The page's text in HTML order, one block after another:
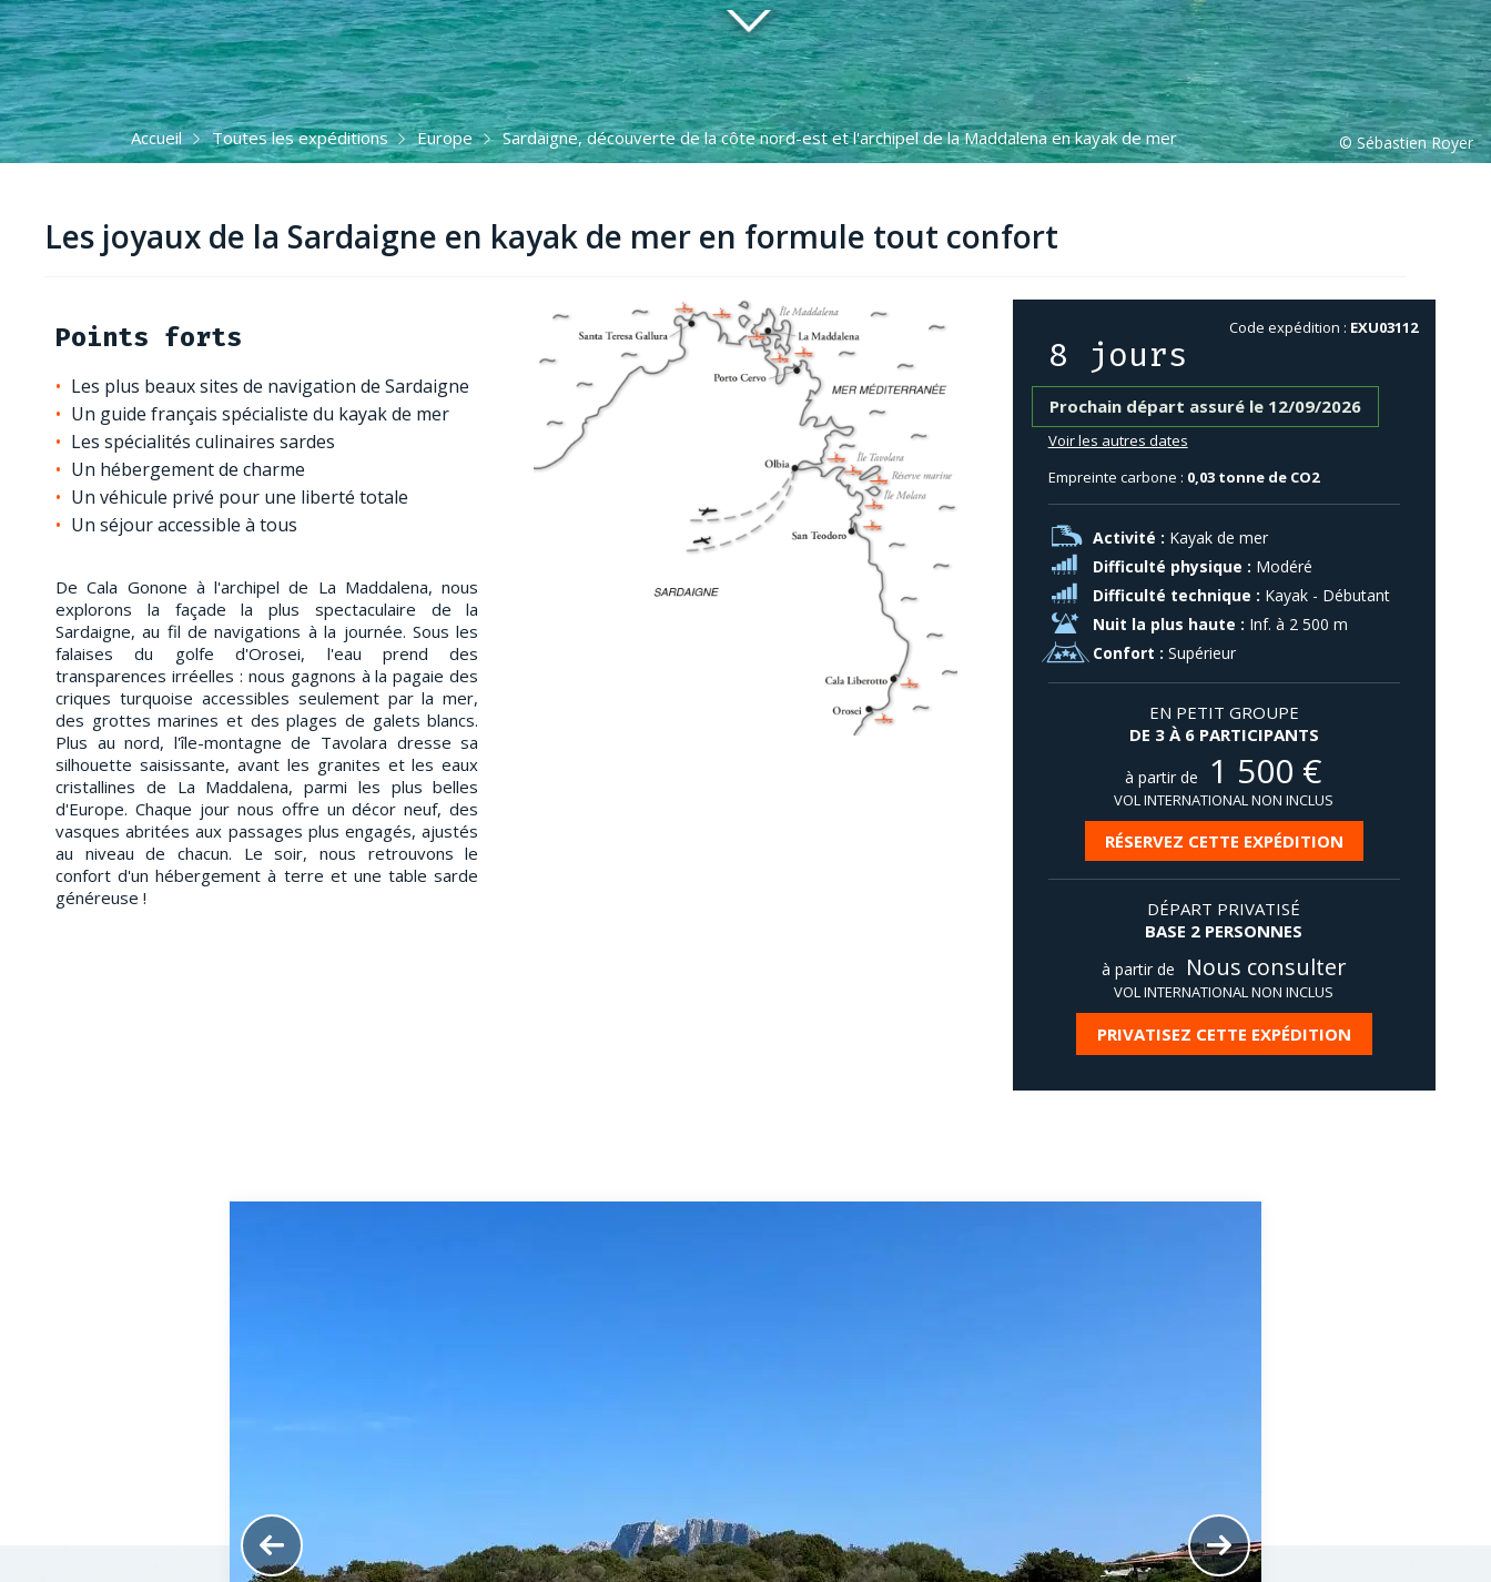
Accueil Toutes les expéditions Europe Sardaigne, découverte de la côte nord-est et l'archipel de la Maddalena en kayak de mer
Les joyaux de la Sardaigne en kayak de mer en formule tout confort
Points forts
Les plus beaux sites de navigation de Sardaigne
Un guide français spécialiste du kayak de mer
Les spécialités culinaires sardes
Un hébergement de charme
Un véhicule privé pour une liberté totale
Un séjour accessible à tous
De Cala Gonone à l'archipel de La Maddalena, nous
explorons la façade la plus spectaculaire de la
Sardaigne, au fil de navigations à la journée. Sous les
falaises du golfe d'Orosei, l'eau prend des
transparences irréelles : nous gagnons à la pagaie des
criques turquoise accessibles seulement par la mer,
des grottes marines et des plages de galets blancs.
Plus au nord, l'île-montagne de Tavolara dresse sa
silhouette saisissante, avant les granites et les eaux
cristallines de La Maddalena, parmi les plus belles
d'Europe. Chaque jour nous offre un décor neuf, des
vasques abritées aux passages plus engagés, ajustés
au niveau de chacun. Le soir, nous retrouvons le
confort d'un hébergement à terre et une table sarde
généreuse !
Code expédition : EXU03112
8 jours
Prochain départ assuré le 12/09/2026
Voir les autres dates
Empreinte carbone : 0,03 tonne de CO2
Activité : Kayak de mer
Difficulté physique : Modéré
Difficulté technique : Kayak - Débutant
Nuit la plus haute : Inf. à 2 500 m
Confort : Supérieur
EN PETIT GROUPE
DE 3 À 6 PARTICIPANTS
à partir de 1 500 €
VOL INTERNATIONAL NON INCLUS
RÉSERVEZ CETTE EXPÉDITION
DÉPART PRIVATISÉ
BASE 2 PERSONNES
à partir de Nous consulter
VOL INTERNATIONAL NON INCLUS
PRIVATISEZ CETTE EXPÉDITION